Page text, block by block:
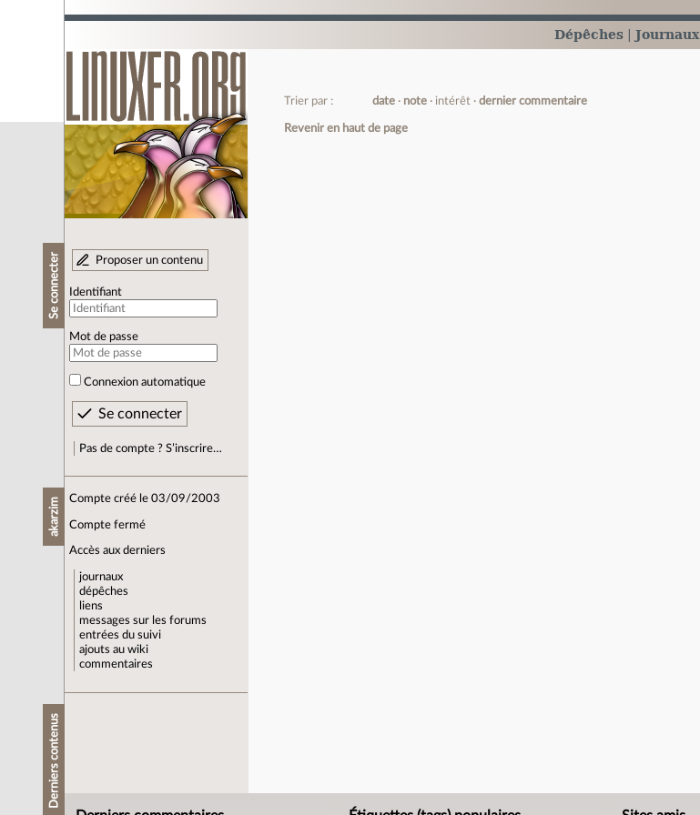
Dépêches Journaux
Se connecter Proposer un contenu
Identifiant
Mot de passe
Connexion automatique
Pas de compte ? S’inscrire…
akarzim Compte créé le 03/09/2003
Compte fermé
Accès aux derniers
journaux
dépêches
liens
messages sur les forums
entrées du suivi
ajouts au wiki
commentaires
Derniers contenus
Trier par : date note intérêt dernier commentaire
Revenir en haut de page